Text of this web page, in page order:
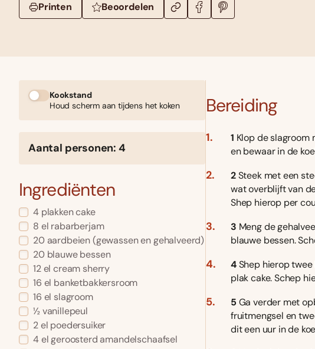
Printen Beoordelen
Kookstand
Houd scherm aan tijdens het koken
Aantal personen: 4
Ingrediënten
4 plakken cake
8 el rabarberjam
20 aardbeien (gewassen en gehalveerd)
20 blauwe bessen
12 el cream sherry
16 el banketbakkersroom
16 el slagroom
½ vanillepeul
2 el poedersuiker
4 el geroosterd amandelschaafsel
Bereiding
1 Klop de slagroom
en bewaar in de
2Steek met een
wat overblijft van
Shep hierop per
3 Meng de
blauwe bessen.
4Shep hierop twee
plak cake. Schep
5 Ga verder met
fruitmengsel en
dit een uur in de